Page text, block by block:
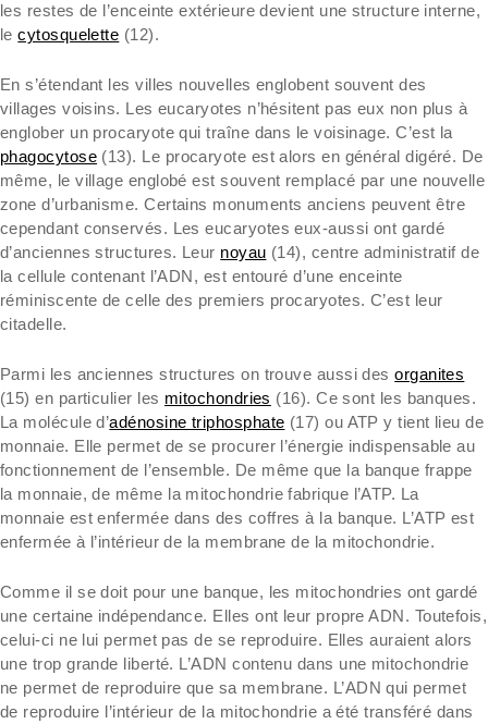
les restes de l’enceinte extérieure devient une structure interne,
lecytosquelette (12).
En s’étendant les villes nouvelles englobent souvent des
villages voisins. Les eucaryotes n’hésitent pas eux non plus à
englober un procaryote qui traîne dans le voisinage. C’est la
phagocytose (13). Le procaryote est alors en général digéré. De
même, le village englobé est souvent remplacé par une nouvelle
zone d’urbanisme. Certains monuments anciens peuvent être
cependant conservés. Les eucaryotes eux-aussi ont gardé
d’anciennes structures. Leur noyau (14), centre administratif de
la cellule contenant l’ADN, est entouré d’une enceinte
réminiscente de celle des premiers procaryotes. C’est leur
citadelle.
Parmi les anciennes structures on trouve aussi desorganites
(15) en particulier les mitochondries (16). Ce sont les banques.
La molécule d’adénosine triphosphate (17) ou ATP y tient lieu de
monnaie. Elle permet de se procurer l’énergie indispensable au
fonctionnement de l’ensemble. De même que la banque frappe
la monnaie, de même la mitochondrie fabrique l’ATP. La
monnaie est enfermée dans des coffres à la banque. L’ATP est
enfermée à l’intérieur de la membrane de la mitochondrie.
Comme il se doit pour une banque, les mitochondries ont gardé
une certaine indépendance. Elles ont leur propre ADN. Toutefois,
celui-ci ne lui permet pas de se reproduire. Elles auraient alors
une trop grande liberté. L’ADN contenu dans une mitochondrie
ne permet de reproduire que sa membrane. L’ADN qui permet
de reproduire l’intérieur de la mitochondrie a été transféré dans